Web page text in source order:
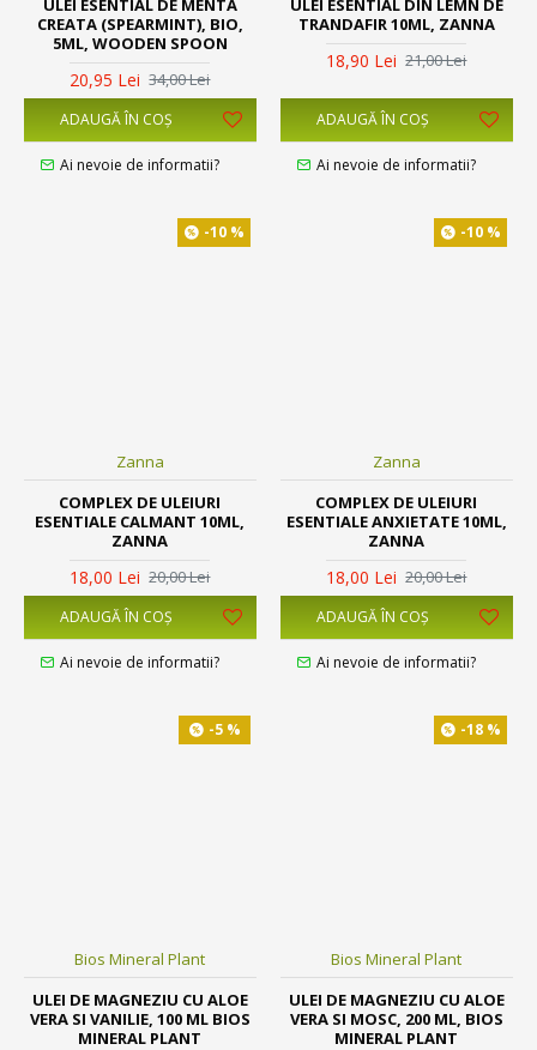
ULEI ESENTIAL DE MENTA
CREATA (SPEARMINT), BIO,
5ML, WOODEN SPOON
20,95 Lei 34,00 Lei
ADAUGĂ ÎN COŞ
Ai nevoie de informatii?
ULEI ESENTIAL DIN LEMN DE
TRANDAFIR 10ML, ZANNA
18,90 Lei 21,00 Lei
ADAUGĂ ÎN COŞ
Ai nevoie de informatii?
-10 %
Zanna
COMPLEX DE ULEIURI
ESENTIALE CALMANT 10ML,
ZANNA
18,00 Lei 20,00 Lei
ADAUGĂ ÎN COŞ
Ai nevoie de informatii?
-10 %
Zanna
COMPLEX DE ULEIURI
ESENTIALE ANXIETATE 10ML,
ZANNA
18,00 Lei 20,00 Lei
ADAUGĂ ÎN COŞ
Ai nevoie de informatii?
-5 %
Bios Mineral Plant
ULEI DE MAGNEZIU CU ALOE
VERA SI VANILIE, 100 ML BIOS
MINERAL PLANT
-18 %
Bios Mineral Plant
ULEI DE MAGNEZIU CU ALOE
VERA SI MOSC, 200 ML, BIOS
MINERAL PLANT